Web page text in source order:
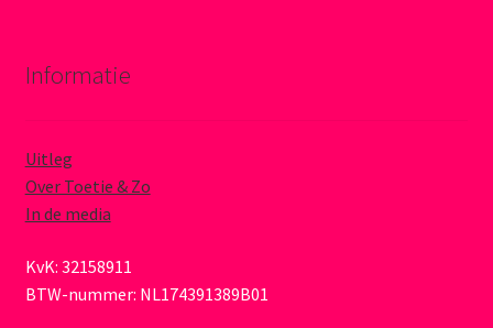
Informatie
Uitleg
Over Toetie & Zo
In de media
KvK: 32158911
BTW-nummer: NL174391389B01